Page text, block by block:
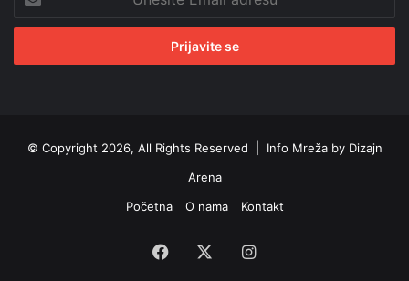
Email
adresu
© Copyright 2026, All Rights Reserved | Info Mreža by Dizajn
Arena
Početna
O nama Kontakt
Facebook Instagram